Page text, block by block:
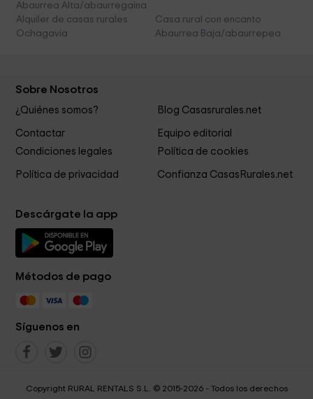
Abaurrea Alta/abaurregaina
Alquiler de casas rurales
Ochagavia
Casa rural con encanto
Abaurrea Baja/abaurrepea
Sobre Nosotros
¿Quiénes somos? Blog Casasrurales.net
Contactar
Equipo editorial
Condiciones legales
Política de cookies
Política de privacidad Confianza CasasRurales.net
Descárgate la app
Métodos de pago
Síguenos en
Copyright RURAL RENTALS S.L. © 2015-2026 - Todos los derechos